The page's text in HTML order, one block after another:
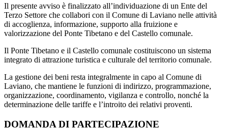
Il presente avviso è finalizzato all’individuazione di un Ente del
Terzo Settore che collabori con il Comune di Laviano nelle attività
di accoglienza, informazione, supporto alla fruizione e
valorizzazione del Ponte Tibetano e del Castello comunale.
Il Ponte Tibetano e il Castello comunale costituiscono un sistema
integrato di attrazione turistica e culturale del territorio comunale.
La gestione dei beni resta integralmente in capo al Comune di
Laviano, che mantiene le funzioni di indirizzo, programmazione,
organizzazione, coordinamento, vigilanza e controllo, nonché la
determinazione delle tariffe e l’introito dei relativi proventi.
DOMANDA DI PARTECIPAZIONE